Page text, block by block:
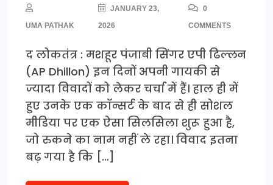
UMA PATHAK
JANUARY 23,
2026
0
COMMENTS
द लोकतंत्र : मशहूर पंजाबी सिंगर एपी ढिल्लन
(AP Dhillon) इन दिनों अपनी गायकी से
ज्यादा विवादों को लेकर चर्चा में हैं। हाल ही में
हुए उनके एक कॉन्सर्ट के बाद से ही सोशल
मीडिया पर एक ऐसा सिलसिला शुरू हुआ है,
जो रुकने का नाम नहीं ले रहा। विवाद इतना
बढ़ गया है कि […]